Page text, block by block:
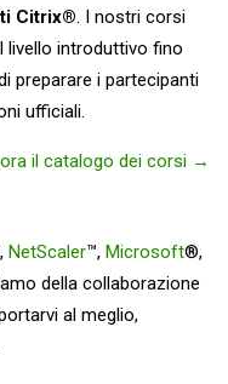
Citrix®. I nostri corsi
livello introduttivo fino
preparare i partecipanti
ufficiali.
il catalogo dei corsi →
NetScaler™, Microsoft®,
della collaborazione
al meglio,